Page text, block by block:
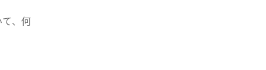
て、何